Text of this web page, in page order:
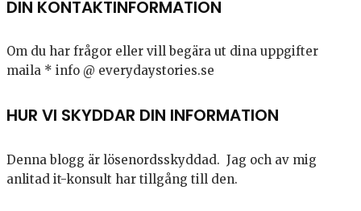
DIN KONTAKTINFORMATION
Om du har frågor eller vill begära ut dina uppgifter
maila * info @ everydaystories.se
HUR VI SKYDDAR DIN INFORMATION
Denna blogg är lösenordsskyddad. Jag och av mig
anlitad it-konsult har tillgång till den.